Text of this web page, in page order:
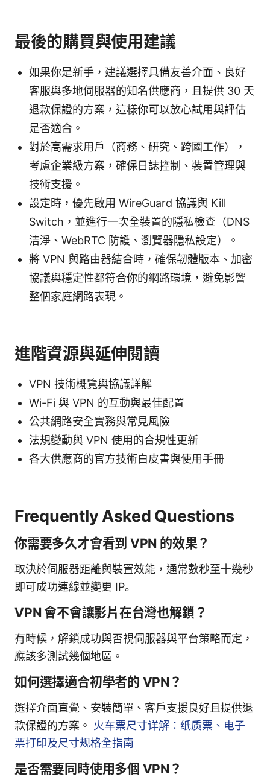
最後的購買與使用建議
如果你是新手，建議選擇具備友善介面、良好
客服與多地伺服器的知名供應商，且提供 30 天
退款保證的方案，這樣你可以放心試用與評估
是否適合。
對於高需求用戶（商務、研究、跨國工作），
考慮企業級方案，確保日誌控制、裝置管理與
技術支援。
設定時，優先啟用 WireGuard 協議與 Kill
Switch，並進行一次全裝置的隱私檢查（DNS
洁淨、WebRTC 防護、瀏覽器隱私設定）。
將 VPN 與路由器結合時，確保韌體版本、加密
協議與穩定性都符合你的網路環境，避免影響
整個家庭網路表現。
進階資源與延伸閱讀
VPN 技術概覽與協議詳解
Wi-Fi 與 VPN 的互動與最佳配置
公共網路安全實務與常見風險
法規變動與 VPN 使用的合規性更新
各大供應商的官方技術白皮書與使用手冊
Frequently Asked Questions
你需要多久才會看到 VPN 的效果？
取決於伺服器距離與裝置效能，通常數秒至十幾秒
即可成功連線並變更 IP。
VPN 會不會讓影片在台灣也解鎖？
有時候，解鎖成功與否視伺服器與平台策略而定，
應該多測試幾個地區。
如何選擇適合初學者的 VPN？
選擇介面直覺、安裝簡單、客戶支援良好且提供退
款保證的方案。 火车票尺寸详解：纸质票、电子
票打印及尺寸规格全指南
是否需要同時使用多個 VPN？